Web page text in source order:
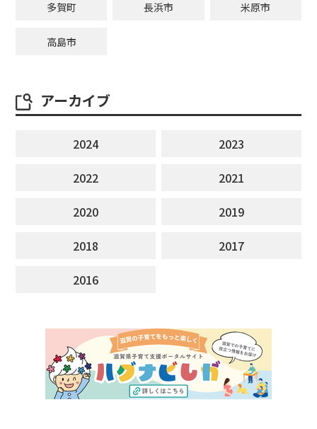
多賀町 長浜市 米原市
高島市
アーカイブ
2024
2023
2022
2021
2020
2019
2018
2017
2016